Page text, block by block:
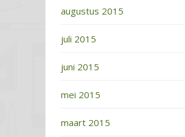
augustus 2015
juli 2015
juni 2015
mei 2015
maart 2015